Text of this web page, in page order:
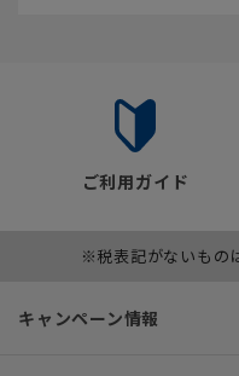
ご利用ガイド
※税表記がないもの
キャンペーン情報